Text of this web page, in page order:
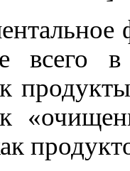
всего